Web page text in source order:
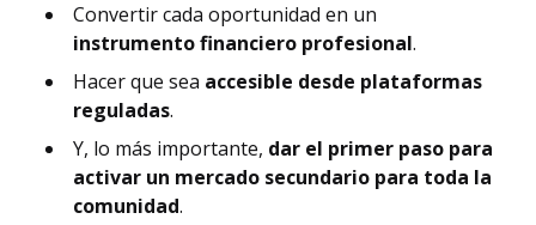
Convertir cada oportunidad en un
instrumento financiero profesional.
Hacer que sea accesible desde plataformas
reguladas.
Y, lo más importante, dar el primer paso para
activar un mercado secundario para toda la
comunidad.